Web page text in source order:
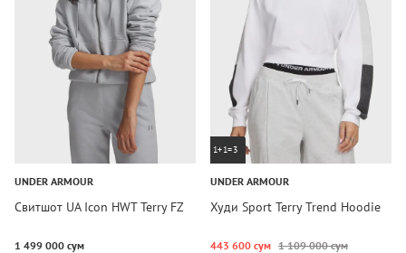
UNDER ARMOUR
Свитшот UA Icon HWT Terry FZ
1 499 000 сум
1+1=3
UNDER ARMOUR
Худи Sport Terry Trend Hoodie
443 600 сум 1 109 000 сум